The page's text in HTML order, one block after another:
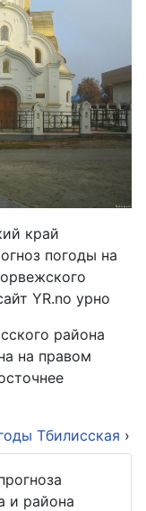
край
погоды на
YR.no урно
района
на правом
Тбилисская ›
и района